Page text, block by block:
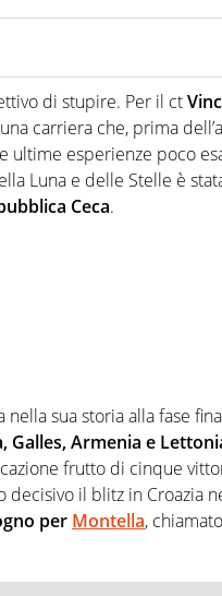
vivere ogni evento in tutte
sfera di cuoio. Il pallone è
di stupire. Per il ct
carriera che, prima
ultime esperienze poco
Luna e delle Stelle è
Ceca.
nella sua storia alla fase
Galles, Armenia e
frutto di cinque
decisivo il blitz in Croazia
per Montella,